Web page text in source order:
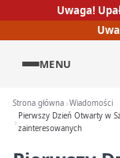
Uwaga!
MENU
Strona główna Wiadomości
Pierwszy Dzień Otwarty w
zainteresowanych